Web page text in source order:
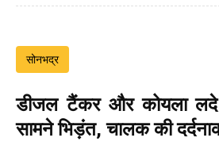
सोनभद्र
डीजल टैंकर और कोयला
सामने भिड़ंत, चालक की